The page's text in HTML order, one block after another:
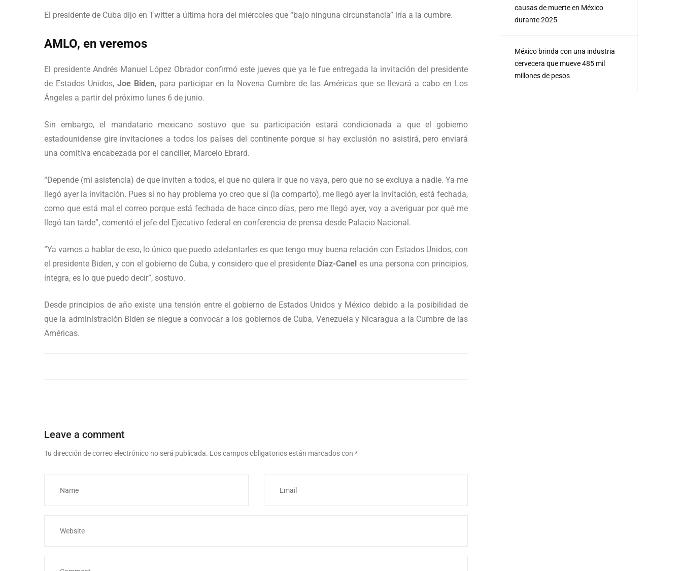
El presidente de Cuba dijo en Twitter a última hora del miércoles que “bajo ninguna circunstancia” iría a la cumbre.
AMLO, en veremos
El presidente Andrés Manuel López Obrador confirmó este jueves que ya le fue entregada la invitación del presidente
de Estados Unidos, Joe Biden, para participar en la Novena Cumbre de las Américas que se llevará a cabo en Los
Ángeles a partir del próximo lunes 6 de junio.
Sin embargo, el mandatario mexicano sostuvo que su participación estará condicionada a que el gobierno
estadounidense gire invitaciones a todos los países del continente porque si hay exclusión no asistirá, pero enviará
una comitiva encabezada por el canciller, Marcelo Ebrard.
“Depende (mi asistencia) de que inviten a todos, el que no quiera ir que no vaya, pero que no se excluya a nadie. Ya me
llegó ayer la invitación. Pues si no hay problema yo creo que sí (la comparto), me llegó ayer la invitación, está fechada,
como que está mal el correo porque está fechada de hace cinco días, pero me llegó ayer, voy a averiguar por qué me
llegó tan tarde”, comentó el jefe del Ejecutivo federal en conferencia de prensa desde Palacio Nacional.
“Ya vamos a hablar de eso, lo único que puedo adelantarles es que tengo muy buena relación con Estados Unidos, con
el presidente Biden, y con el gobierno de Cuba, y considero que el presidente Díaz-Canel es una persona con principios,
íntegra, es lo que puedo decir”, sostuvo.
Desde principios de año existe una tensión entre el gobierno de Estados Unidos y México debido a la posibilidad de
que la administración Biden se niegue a convocar a los gobiernos de Cuba, Venezuela y Nicaragua a la Cumbre de las
Américas.
Leave a comment
Tu dirección de correo electrónico no será publicada. Los campos obligatorios están marcados con *
causas de muerte en México
durante 2025
México brinda con una industria
cervecera que mueve 485 mil
millones de pesos